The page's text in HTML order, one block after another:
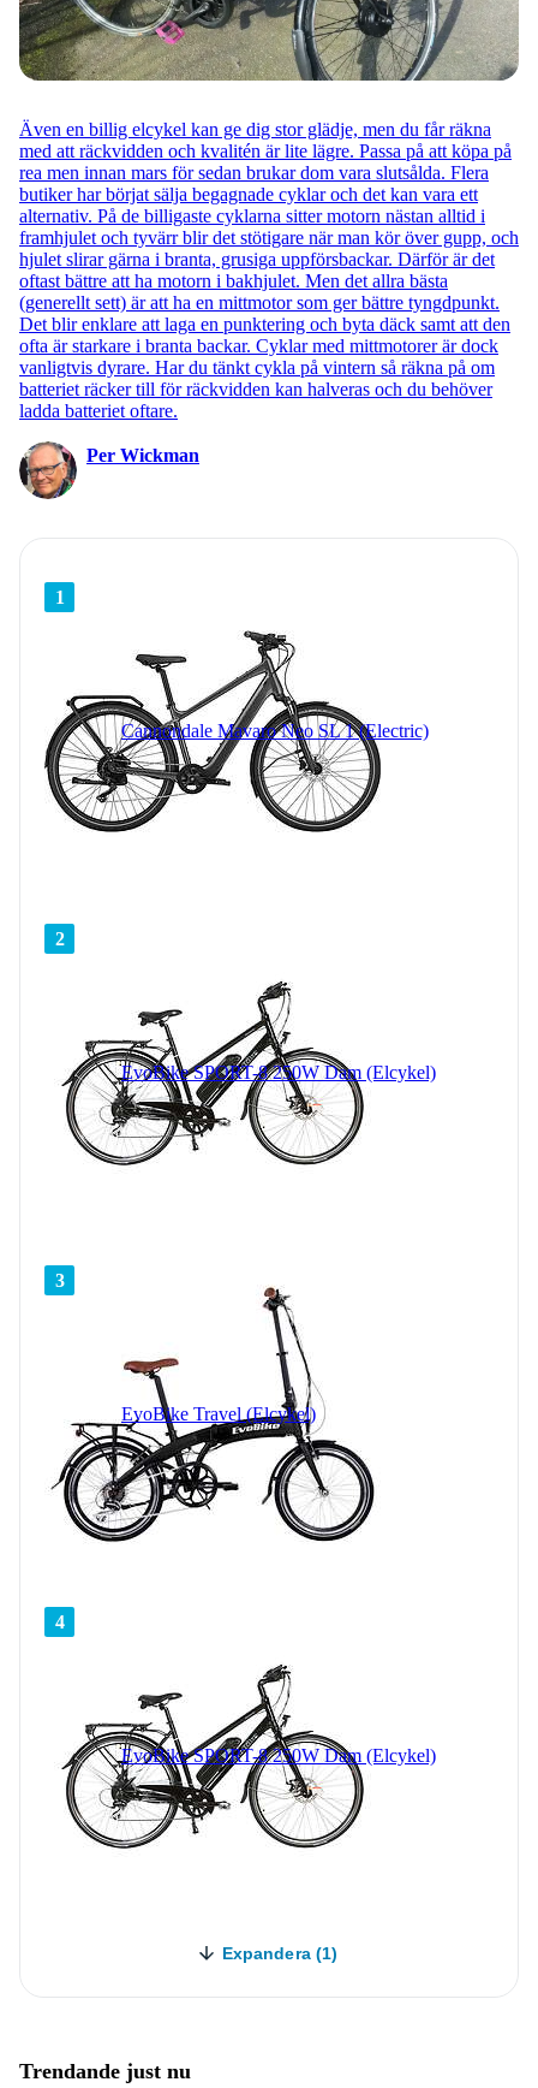
Även en billig elcykel kan ge dig stor glädje, men du får räkna
med att räckvidden och kvalitén är lite lägre. Passa på att köpa på
rea men innan mars för sedan brukar dom vara slutsålda. Flera
butiker har börjat sälja begagnade cyklar och det kan vara ett
alternativ. På de billigaste cyklarna sitter motorn nästan alltid i
framhjulet och tyvärr blir det stötigare när man kör över gupp, och
hjulet slirar gärna i branta, grusiga uppförsbackar. Därför är det
oftast bättre att ha motorn i bakhjulet. Men det allra bästa
(generellt sett) är att ha en mittmotor som ger bättre tyngdpunkt.
Det blir enklare att laga en punktering och byta däck samt att den
ofta är starkare i branta backar. Cyklar med mittmotorer är dock
vanligtvis dyrare. Har du tänkt cykla på vintern så räkna på om
batteriet räcker till för räckvidden kan halveras och du behöver
ladda batteriet oftare.
Per Wickman
1
Cannondale Mavaro Neo SL 1 (Electric)
2
EvoBike SPORT-8 250W Dam (Elcykel)
3
EvoBike Travel (Elcykel)
4
EvoBike SPORT-8 250W Dam (Elcykel)
Expandera (1)
Trendande just nu